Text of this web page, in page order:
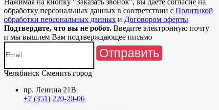
обработку персональных данных в соответствии с Политикой
обработки персональных данных и Договором оферты
Подтвердите, что вы не робот. Введите электронную почту
и мы вышлем Вам подтверждающее письмо
Отправить
Челябинск Сменить город
пр. Ленина 21В
+7 (351) 220-20-06